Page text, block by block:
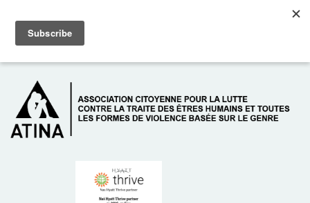
À PROPOS DE NOUS